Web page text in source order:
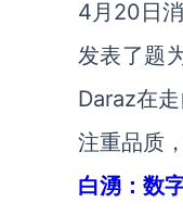
4月20日
发表了题
Daraz在
注重品质
白湧：数